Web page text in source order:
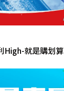
High-就是購划算